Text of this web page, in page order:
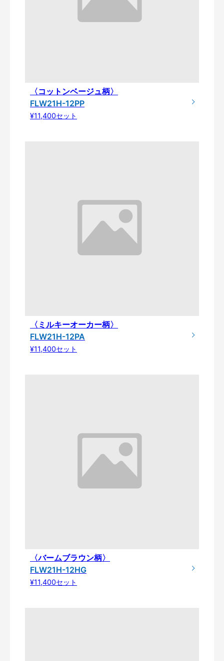
〈コットンベージュ柄〉
FLW21H-12PP
¥11,400セット
〈ミルキーオーカー柄〉
FLW21H-12PA
¥11,400セット
〈バームブラウン柄〉
FLW21H-12HG
¥11,400セット